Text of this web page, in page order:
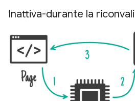
Inattiva-durante la